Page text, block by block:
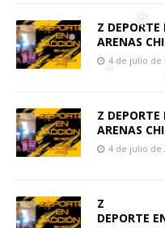
❅
❅
❅
Z
ARENAS
4 de julio de
Z
ARENAS
4 de julio de
Z
DEPORTE